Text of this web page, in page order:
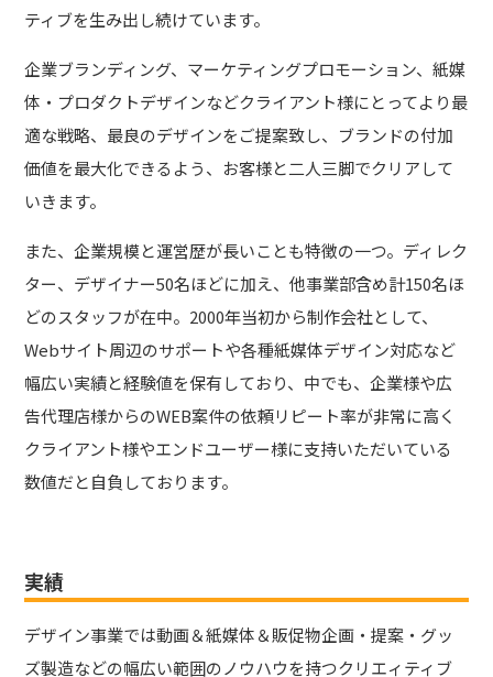
ティブを生み出し続けています。
企業ブランディング、マーケティングプロモーション、紙媒
体・プロダクトデザインなどクライアント様にとってより最
適な戦略、最良のデザインをご提案致し、ブランドの付加
価値を最大化できるよう、お客様と二人三脚でクリアして
いきます。
また、企業規模と運営歴が長いことも特徴の一つ。ディレク
ター、デザイナー50名ほどに加え、他事業部含め計150名ほ
どのスタッフが在中。2000年当初から制作会社として、
Webサイト周辺のサポートや各種紙媒体デザイン対応など
幅広い実績と経験値を保有しており、中でも、企業様や広
告代理店様からのWEB案件の依頼リピート率が非常に高く
クライアント様やエンドユーザー様に支持いただいている
数値だと自負しております。
実績
デザイン事業では動画＆紙媒体＆販促物企画・提案・グッ
ズ製造などの幅広い範囲のノウハウを持つクリエィティブ